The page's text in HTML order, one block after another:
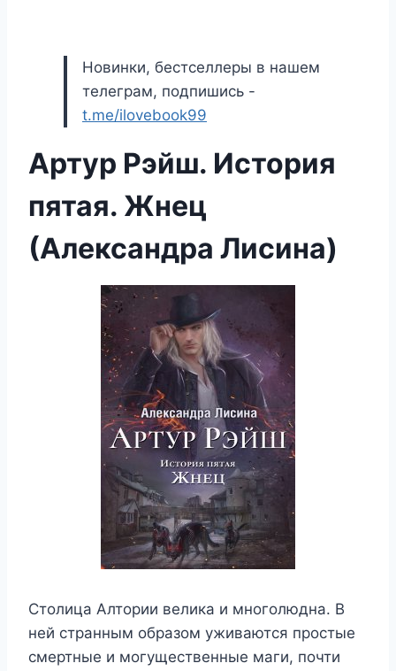
Новинки, бестселлеры в нашем
телеграм, подпишись -
t.me/ilovebook99
Артур Рэйш. История
пятая. Жнец
(Александра Лисина)
Столица Алтории велика и многолюдна. В
ней странным образом уживаются простые
смертные и могущественные маги, почти